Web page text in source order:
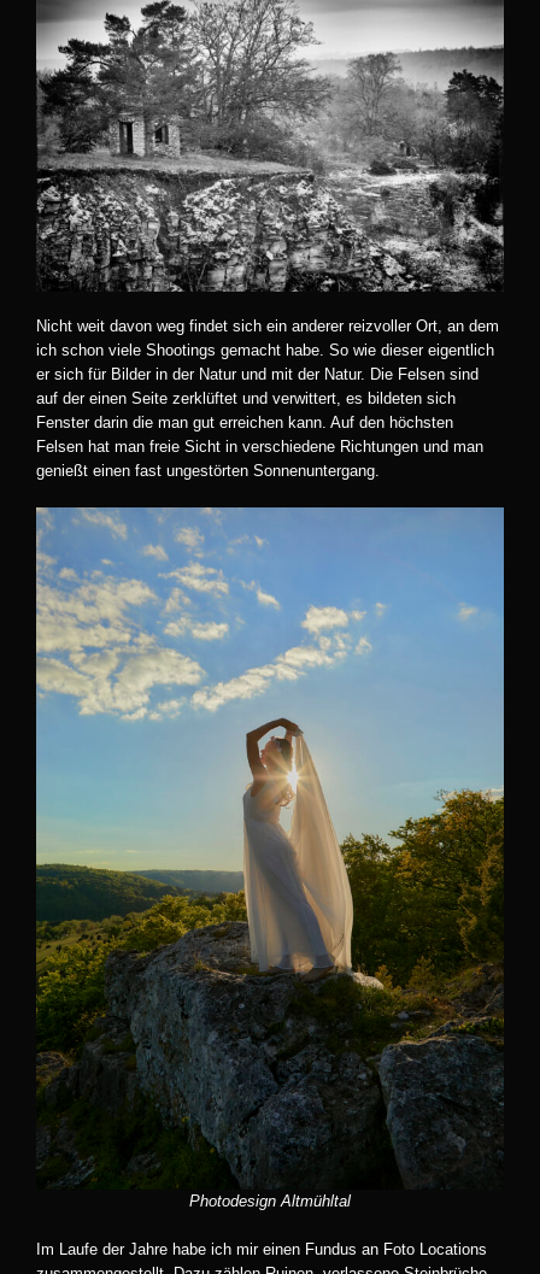
Nicht weit davon weg findet sich ein anderer reizvoller Ort, an dem
ich schon viele Shootings gemacht habe. So wie dieser eigentlich
er sich für Bilder in der Natur und mit der Natur. Die Felsen sind
auf der einen Seite zerklüftet und verwittert, es bildeten sich
Fenster darin die man gut erreichen kann. Auf den höchsten
Felsen hat man freie Sicht in verschiedene Richtungen und man
genießt einen fast ungestörten Sonnenuntergang.
Photodesign Altmühltal
Im Laufe der Jahre habe ich mir einen Fundus an Foto Locations